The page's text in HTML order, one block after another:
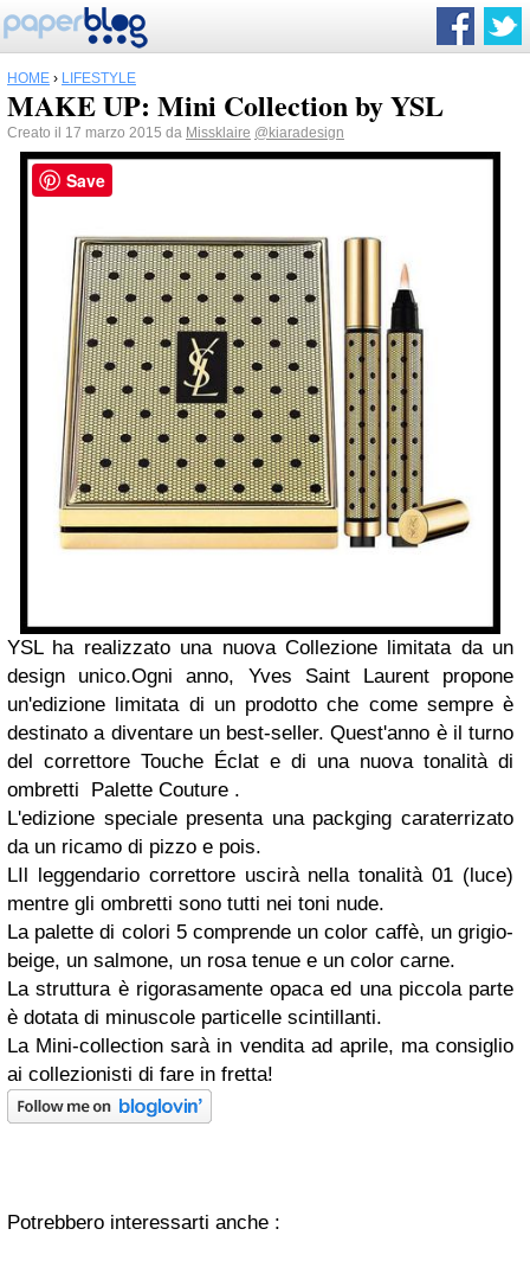
HOME › LIFESTYLE
MAKE UP: Mini Collection by YSL
Creato il 17 marzo 2015 da Missklaire @kiaradesign
YSL ha realizzato una nuova Collezione limitata da un
design unico.Ogni anno, Yves Saint Laurent propone
un'edizione limitata di un prodotto che come sempre è
destinato a diventare un best-seller. Quest'anno è il turno
del correttore Touche Éclat e di una nuova tonalità di
ombretti Palette Couture .
L'edizione speciale presenta una packging caraterrizato
da un ricamo di pizzo e pois.
LIl leggendario correttore uscirà nella tonalità 01 (luce)
mentre gli ombretti sono tutti nei toni nude.
La palette di colori 5 comprende un color caffè, un grigio-
beige, un salmone, un rosa tenue e un color carne.
La struttura è rigorasamente opaca ed una piccola parte
è dotata di minuscole particelle scintillanti.
La Mini-collection sarà in vendita ad aprile, ma consiglio
ai collezionisti di fare in fretta!
Potrebbero interessarti anche :
Save